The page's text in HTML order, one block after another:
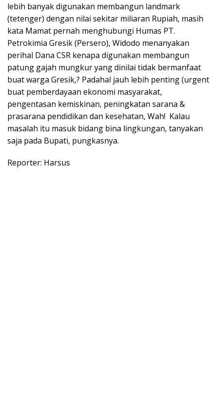
lebih banyak digunakan membangun landmark
(tetenger) dengan nilai sekitar miliaran Rupiah, masih
kata Mamat pernah menghubungi Humas PT.
Petrokimia Gresik (Persero), Widodo menanyakan
perihal Dana CSR kenapa digunakan membangun
patung gajah mungkur yang dinilai tidak bermanfaat
buat warga Gresik,? Padahal jauh lebih penting (urgent
buat pemberdayaan ekonomi masyarakat,
pengentasan kemiskinan, peningkatan sarana &
prasarana pendidikan dan kesehatan, Wah! Kalau
masalah itu masuk bidang bina lingkungan, tanyakan
saja pada Bupati, pungkasnya.
Reporter: Harsus